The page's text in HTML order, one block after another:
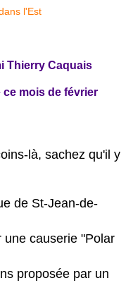
Thierry Caquais
mois de février
là, sachez qu'il y
de St-Jean-de-
une causerie "Polar
proposée par un